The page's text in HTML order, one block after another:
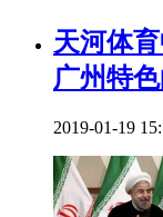
天河体
广州特
2019-01-19